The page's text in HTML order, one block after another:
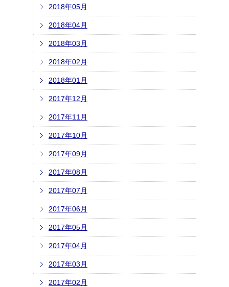
2018年05月
2018年04月
2018年03月
2018年02月
2018年01月
2017年12月
2017年11月
2017年10月
2017年09月
2017年08月
2017年07月
2017年06月
2017年05月
2017年04月
2017年03月
2017年02月